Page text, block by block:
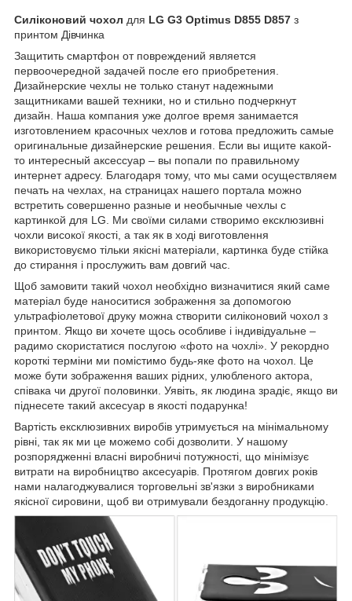
Силіконовий чохол для LG G3 Optimus D855 D857 з
принтом Дівчинка
Защитить смартфон от повреждений является
первоочередной задачей после его приобретения.
Дизайнерские чехлы не только станут надежными
защитниками вашей техники, но и стильно подчеркнут
дизайн. Наша компания уже долгое время занимается
изготовлением красочных чехлов и готова предложить самые
оригинальные дизайнерские решения. Если вы ищите какой-
то интересный аксессуар – вы попали по правильному
интернет адресу. Благодаря тому, что мы сами осуществляем
печать на чехлах, на страницах нашего портала можно
встретить совершенно разные и необычные чехлы с
картинкой для LG. Ми своїми силами створимо ексклюзивні
чохли високої якості, а так як в ході виготовлення
використовуємо тільки якісні матеріали, картинка буде стійка
до стирання і прослужить вам довгий час.
Щоб замовити такий чохол необхідно визначитися який саме
матеріал буде наноситися зображення за допомогою
ультрафіолетової друку можна створити силіконовий чохол з
принтом. Якщо ви хочете щось особливе і індивідуальне –
радимо скористатися послугою «фото на чохлі». У рекордно
короткі терміни ми помістимо будь-яке фото на чохол. Це
може бути зображення ваших рідних, улюбленого актора,
співака чи другої половинки. Уявіть, як людина зрадіє, якщо ви
піднесете такий аксесуар в якості подарунка!
Вартість ексклюзивних виробів утримується на мінімальному
рівні, так як ми це можемо собі дозволити. У нашому
розпорядженні власні виробничі потужності, що мінімізує
витрати на виробництво аксесуарів. Протягом довгих років
нами налагоджувалися торговельні зв'язки з виробниками
якісної сировини, щоб ви отримували бездоганну продукцію.